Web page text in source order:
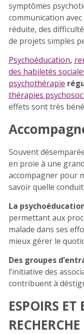
symptômes
communication
réduite, des
de projets simples
Psychoéducation,
des habiletés
psychothérapie
thérapies
effets sont très
Souvent
en proie à une
accompagner pour
savoir quelle
La
permettant aux
malade dans ses
mieux gérer le
Des groupes
l’initiative des
contribuent à
ESPOIRS ET
RECHERCHE